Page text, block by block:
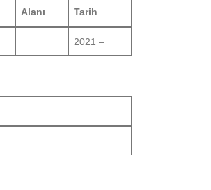
Alanı Tarih
2021 –